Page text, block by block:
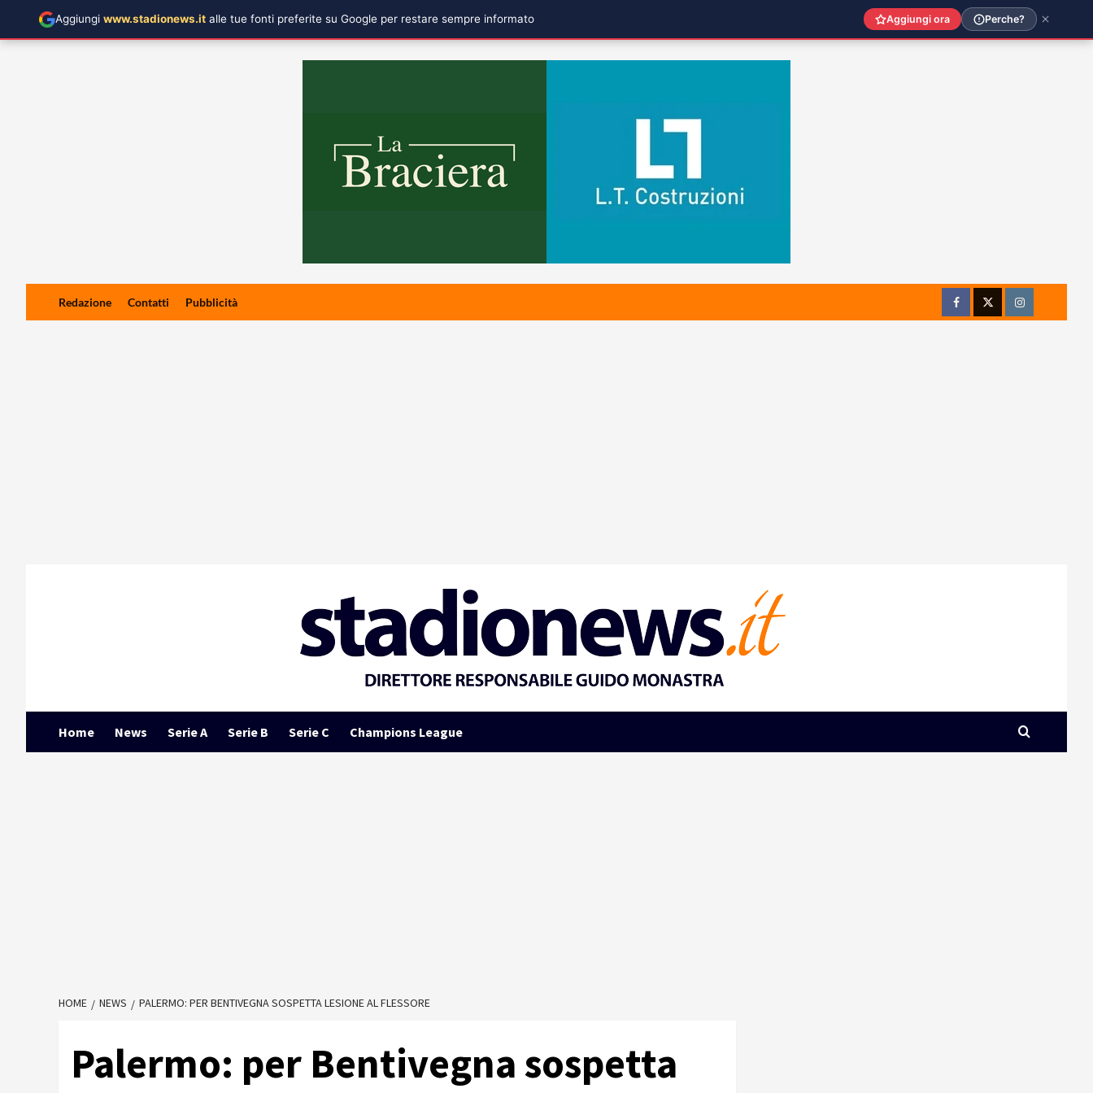
Redazione Contatti Pubblicità
FacebookTwitterInstagram
Home News Serie A Serie B Serie C Champions League
HOME NEWS PALERMO: PER BENTIVEGNA SOSPETTA LESIONE AL FLESSORE
Palermo: per Bentivegna sospetta
Aggiungi www.stadionews.it alle tue fonti preferite su Google per restare sempre informato Aggiungi ora Perche?